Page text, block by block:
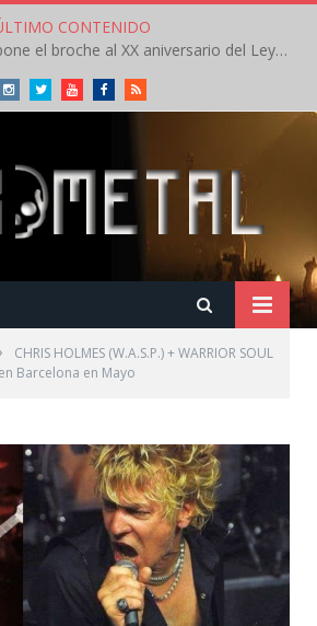
CONTENIDO
Crónica: Helloween pone el broche al XX aniversario del Leyendas del Rock – Sábado – Agosto 2026
InstagramTwitterYoutubeFacebookRSS
CHRIS HOLMES (W.A.S.P.) + WARRIOR SOUL
en Barcelona en Mayo